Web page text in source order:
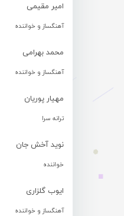
امیر مقیمی
آهنگساز و خواننده
محمد بهرامی
آهنگساز و خواننده
مهیار پوریان
ترانه سرا
نوید آخش جان
خواننده
ایوب گلزاری
آهنگساز و خواننده